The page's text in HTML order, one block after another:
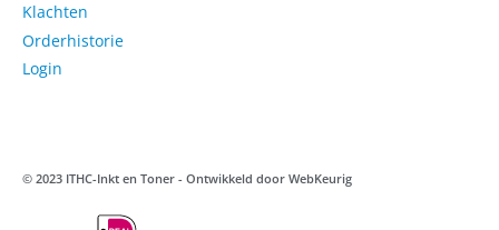
Klachten
Orderhistorie
Login
© 2023 ITHC-Inkt en Toner - Ontwikkeld door WebKeurig